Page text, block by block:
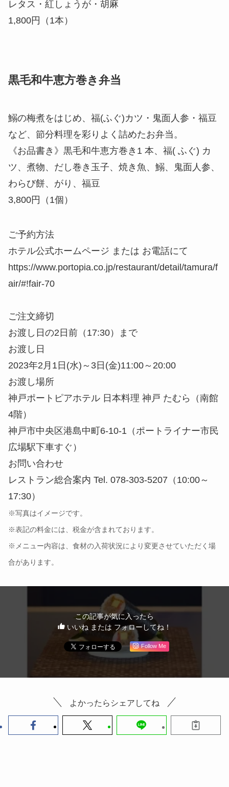
レタス・紅しょうが・胡麻
1,800円（1本）
黒毛和牛恵方巻き弁当​
鰯の梅煮をはじめ、福(ふぐ)カツ・鬼面人参・福豆
など、節分料理を彩りよく詰めたお弁当。
《お品書き》黒毛和牛恵方巻き1 本、福( ふぐ) カ
ツ、煮物、だし巻き玉子、焼き魚、鰯、鬼面人参、
わらび餅、がり、福豆
3,800円（1個）
ご予約方法
ホテル公式ホームページ または お電話にて
https://www.portopia.co.jp/restaurant/detail/tamura/f
air/#!fair-70
ご注文締切
お渡し日の2日前（17:30）まで
お渡し日
2023年2月1日(水)～3日(金)11:00～20:00
お渡し場所
神戸ポートピアホテル 日本料理 神戸 たむら（南館
4階）
神戸市中央区港島中町6-10-1（ポートライナー市民
広場駅下車すぐ）
お問い合わせ
レストラン総合案内 Tel. 078-303-5207（10:00～
17:30）
※写真はイメージです。
※表記の料金には、税金が含まれております。
※メニュー内容は、食材の入荷状況により変更させていただく場
合があります。
この記事が気に入ったら
いいね または フォローしてね！
Follow Me
よかったらシェアしてね